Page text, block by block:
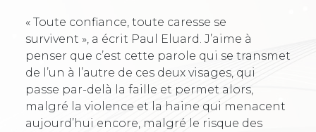
« Toute confiance, toute caresse se
survivent », a écrit Paul Eluard. J’aime à
penser que c’est cette parole qui se transmet
de l’un à l’autre de ces deux visages, qui
passe par-delà la faille et permet alors,
malgré la violence et la haine qui menacent
aujourd’hui encore, malgré le risque des